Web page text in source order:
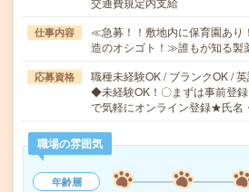
仕事内容
≪急募！！敷地内に保育園あり
造のオシゴト！≫誰もが知る製
応募資格
職種未経験OK / ブランクOK /
◆未経験OK！〇まずは事前登
で気軽にオンライン登録★氏名
職場の雰囲気
年齢層